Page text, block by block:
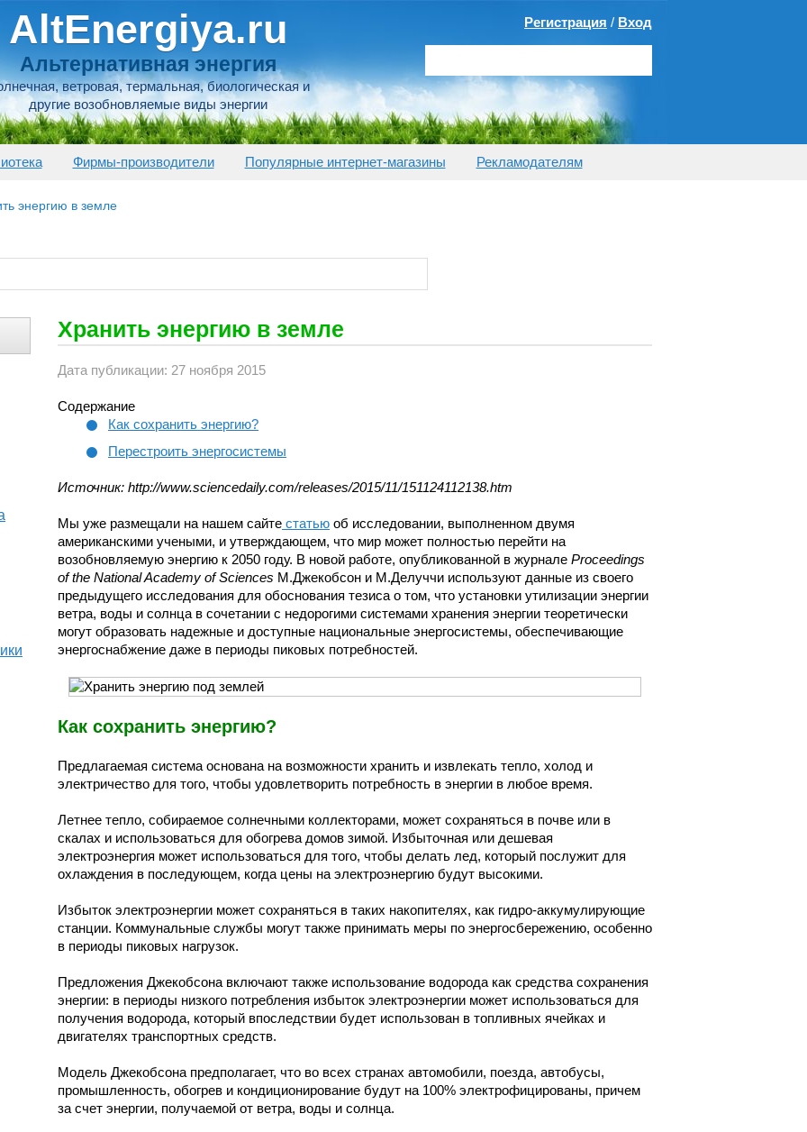
AltEnergiya.ru
Альтернативная энергия
ветровая, термальная, биологическая и
другие возобновляемые виды энергии
Регистрация / Вход
Фирмы-производители Популярные интернет-магазины Рекламодателям
энергию в земле
Хранить энергию в земле
Дата публикации: 27 ноября 2015
Содержание
Как сохранить энергию?
Перестроить энергосистемы
Источник: http://www.sciencedaily.com/releases/2015/11/151124112138.htm
Мы уже размещали на нашем сайте статью об исследовании, выполненном двумя
американскими учеными, и утверждающем, что мир может полностью перейти на
возобновляемую энергию к 2050 году. В новой работе, опубликованной в журнале Proceedings
of the National Academy of Sciences М.Джекобсон и М.Делуччи используют данные из своего
предыдущего исследования для обоснования тезиса о том, что установки утилизации энергии
ветра, воды и солнца в сочетании с недорогими системами хранения энергии теоретически
могут образовать надежные и доступные национальные энергосистемы, обеспечивающие
энергоснабжение даже в периоды пиковых потребностей.
Как сохранить энергию?
Предлагаемая система основана на возможности хранить и извлекать тепло, холод и
электричество для того, чтобы удовлетворить потребность в энергии в любое время.
Летнее тепло, собираемое солнечными коллекторами, может сохраняться в почве или в
скалах и использоваться для обогрева домов зимой. Избыточная или дешевая
электроэнергия может использоваться для того, чтобы делать лед, который послужит для
охлаждения в последующем, когда цены на электроэнергию будут высокими.
Избыток электроэнергии может сохраняться в таких накопителях, как гидро-аккумулирующие
станции. Коммунальные службы могут также принимать меры по энергосбережению, особенно
в периоды пиковых нагрузок.
Предложения Джекобсона включают также использование водорода как средства сохранения
энергии: в периоды низкого потребления избыток электроэнергии может использоваться для
получения водорода, который впоследствии будет использован в топливных ячейках и
двигателях транспортных средств.
Модель Джекобсона предполагает, что во всех странах автомобили, поезда, автобусы,
промышленность, обогрев и кондиционирование будут на 100% электрофицированы, причем
за счет энергии, получаемой от ветра, воды и солнца.